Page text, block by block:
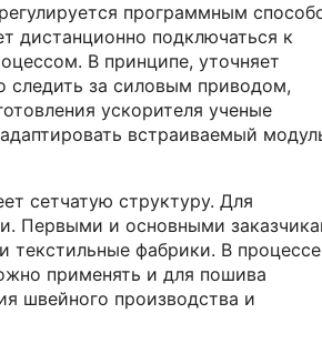
программным
дистанционно подключаться к
В принципе, уточняет
следить за силовым приводом,
ускорителя ученые
встраиваемый
сетчатую структуру. Для
Первыми и основными
текстильные фабрики. В процессе
применять и для пошива
швейного производства и